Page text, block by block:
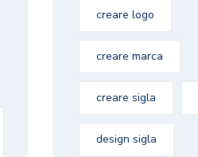
creare logo
creare marca
creare sigla
design sigla